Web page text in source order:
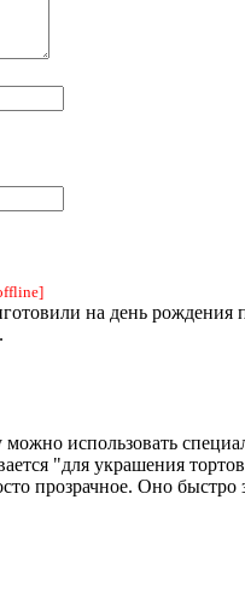
на день рождения
можно использовать
"для украшения
прозрачное. Оно быстро